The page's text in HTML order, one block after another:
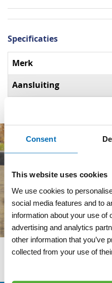
Consent
This website uses cookies
We use cookies to
social media features and to
information about your use of
advertising and analytics
other information that you’ve
collected from your use of
Specificaties
Specificaties
Merk
Aansluiting